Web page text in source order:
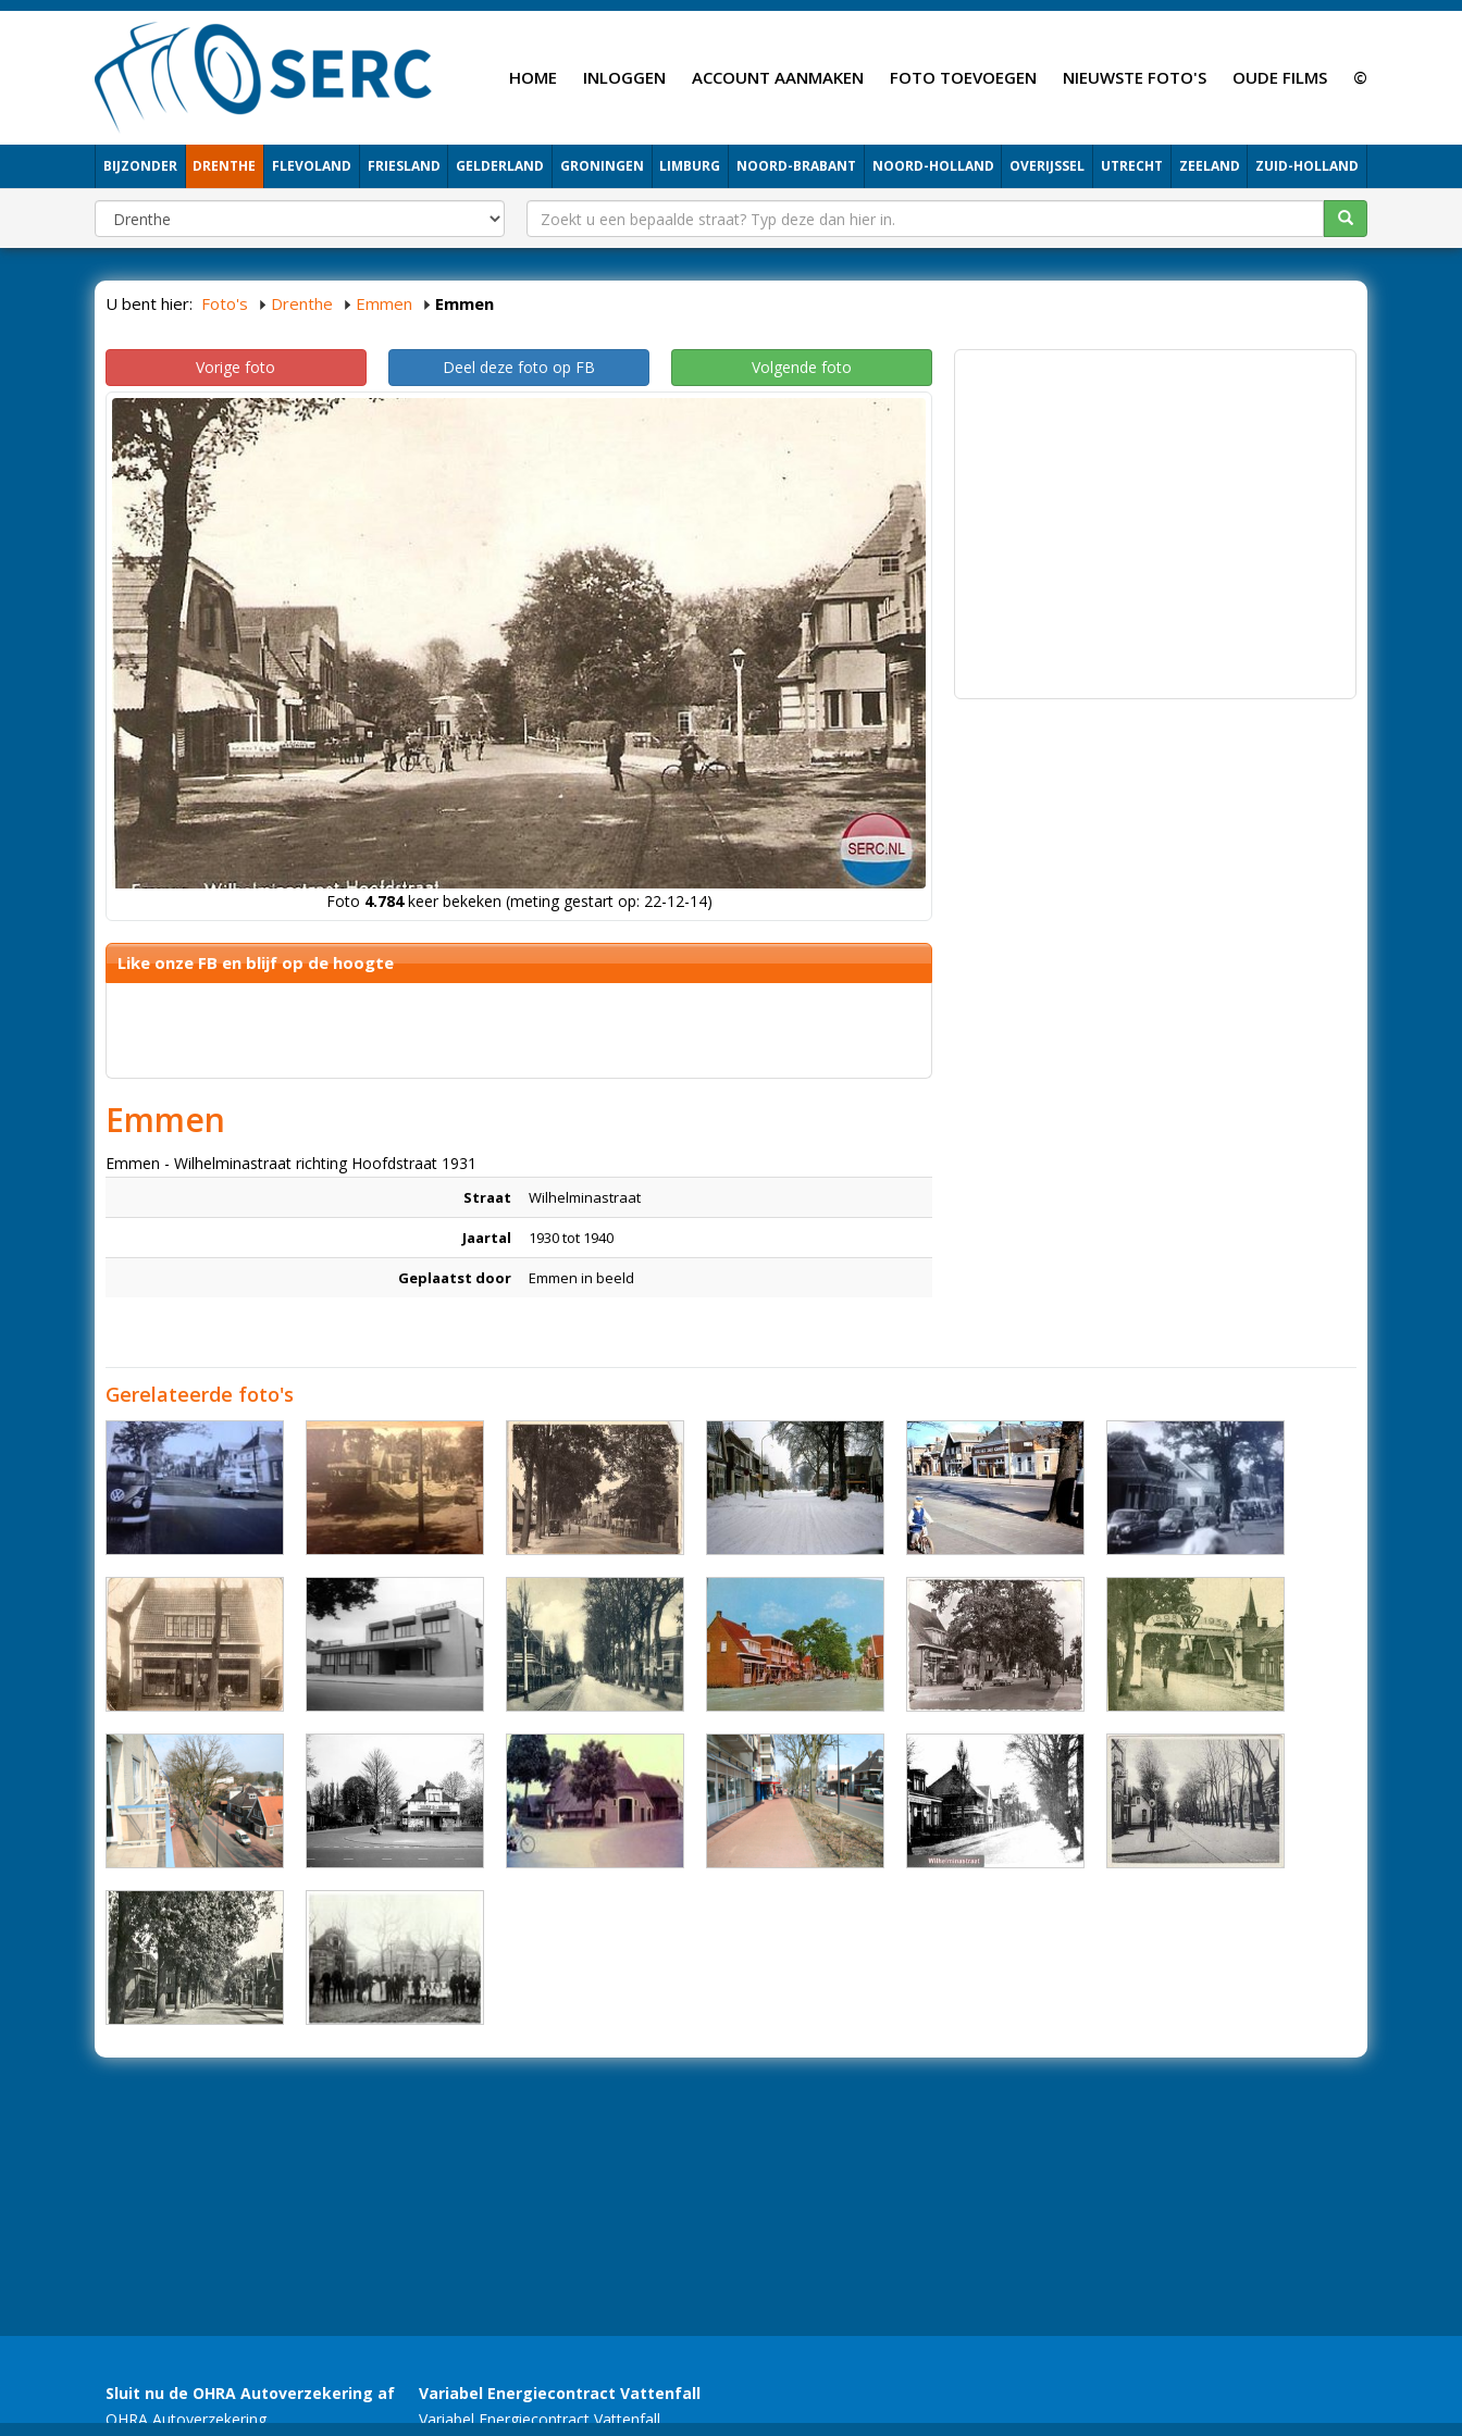
HOME INLOGGEN ACCOUNT AANMAKEN FOTO TOEVOEGEN NIEUWSTE FOTO'S OUDE FILMS ©
BIJZONDER DRENTHE FLEVOLAND FRIESLAND GELDERLAND GRONINGEN LIMBURG NOORD-BRABANT NOORD-HOLLAND OVERIJSSEL UTRECHT ZEELAND ZUID-HOLLAND
U bent hier: Foto's Drenthe Emmen Emmen
Vorige foto Deel deze foto op FB Volgende foto
Foto 4.784keer bekeken (meting gestart op: 22-12-14)
Like onze FB en blijf op de hoogte
Emmen
Emmen - Wilhelminastraat richting Hoofdstraat 1931
Straat Wilhelminastraat
Jaartal 1930 tot 1940
Geplaatst door Emmen in beeld
Gerelateerde foto's